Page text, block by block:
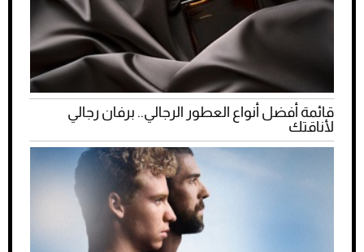
قائمة أفضل أنواع العطور الرجالي.. برفان رجالي
لأناقتك